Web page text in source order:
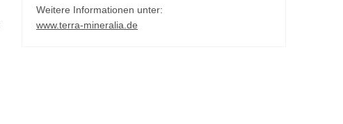
Weitere Informationen unter:
www.terra-mineralia.de